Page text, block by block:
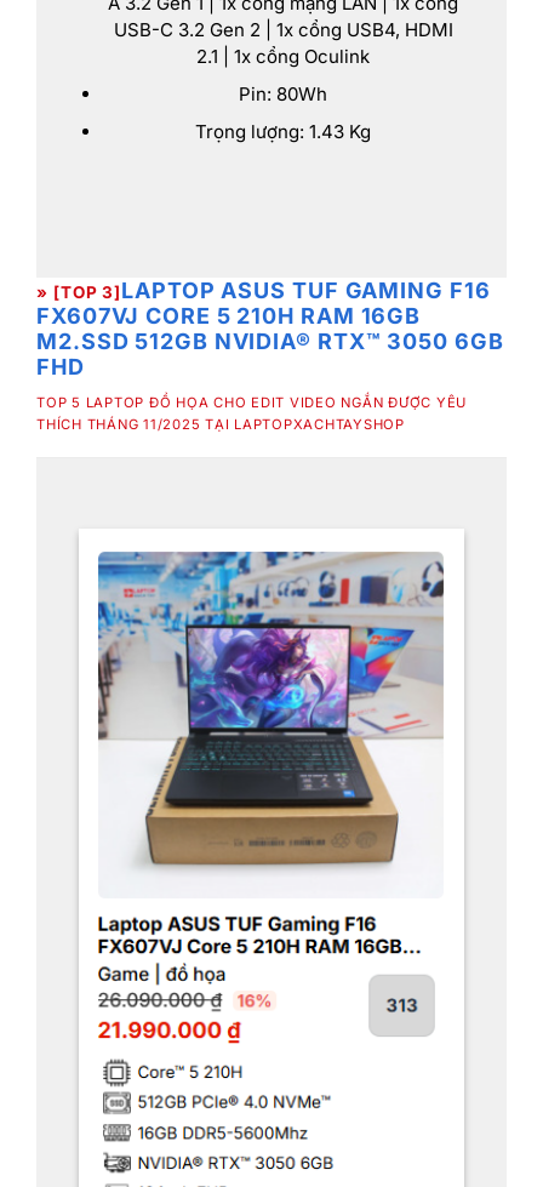
USB-C 3.2 Gen 2 | 1x cổng USB4, HDMI
2.1 | 1x cổng Oculink
Pin: 80Wh
Trọng lượng: 1.43 Kg
» [TOP 3]LAPTOP ASUS TUF GAMING F16
FX607VJ CORE 5 210H RAM 16GB
M2.SSD 512GB NVIDIA® RTX™ 3050 6GB
FHD
TOP 5 LAPTOP ĐỒ HỌA CHO EDIT VIDEO NGẮN ĐƯỢC YÊU
THÍCH THÁNG 11/2025 TẠI LAPTOPXACHTAYSHOP